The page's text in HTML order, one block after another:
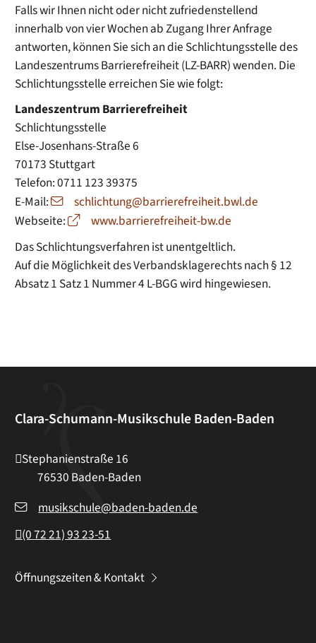
Falls wir Ihnen nicht oder nicht zufriedenstellend
innerhalb von vier Wochen ab Zugang Ihrer Anfrage
antworten, können Sie sich an die Schlichtungsstelle des
Landeszentrums Barrierefreiheit (LZ-BARR) wenden. Die
Schlichtungsstelle erreichen Sie wie folgt:
Landeszentrum Barrierefreiheit
Schlichtungsstelle
Else-Josenhans-Straße 6
70173 Stuttgart
Telefon: 0711 123 39375
E-Mail:
schlichtung@barrierefreiheit.bwl.de
Webseite:
www.barrierefreiheit-bw.de
Das Schlichtungsverfahren ist unentgeltlich.
Auf die Möglichkeit des Verbandsklagerechts nach § 12
Absatz 1 Satz 1 Nummer 4 L-BGG wird hingewiesen.
Clara-Schumann-Musikschule Baden-Baden
Stephanienstraße 16
76530 Baden-Baden
musikschule@baden-baden.de
(07221) 9323-51
Öffnungszeiten & Kontakt